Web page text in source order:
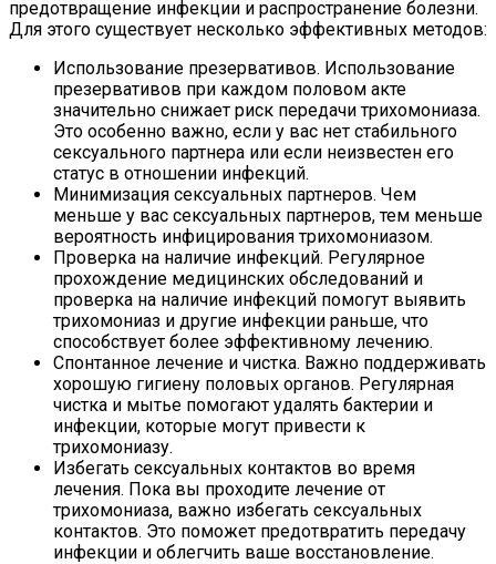
предотвращение инфекции и распространение болезни.
Для этого существует несколько эффективных методов:
Использование презервативов. Использование
презервативов при каждом половом акте
значительно снижает риск передачи трихомониаза.
Это особенно важно, если у вас нет стабильного
сексуального партнера или если неизвестен его
статус в отношении инфекций.
Минимизация сексуальных партнеров. Чем
меньше у вас сексуальных партнеров, тем меньше
вероятность инфицирования трихомониазом.
Проверка на наличие инфекций. Регулярное
прохождение медицинских обследований и
проверка на наличие инфекций помогут выявить
трихомониаз и другие инфекции раньше, что
способствует более эффективному лечению.
Спонтанное лечение и чистка. Важно поддерживать
хорошую гигиену половых органов. Регулярная
чистка и мытье помогают удалять бактерии и
инфекции, которые могут привести к
трихомониазу.
Избегать сексуальных контактов во время
лечения. Пока вы проходите лечение от
трихомониаза, важно избегать сексуальных
контактов. Это поможет предотвратить передачу
инфекции и облегчить ваше восстановление.